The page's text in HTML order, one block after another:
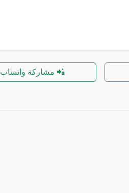
📲 مشاركة واتساب